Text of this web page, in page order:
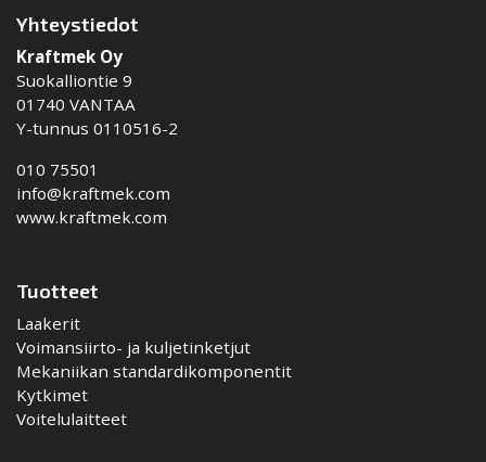
Yhteystiedot
Kraftmek Oy
Suokalliontie 9
01740 VANTAA
Y-tunnus 0110516-2
010 75501
info@kraftmek.com
www.kraftmek.com
Tuotteet
Laakerit
Voimansiirto- ja kuljetinketjut
Mekaniikan standardikomponentit
Kytkimet
Voitelulaitteet